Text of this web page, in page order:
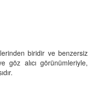
biridir ve benzersiz
göz alıcı görünümleriyle,